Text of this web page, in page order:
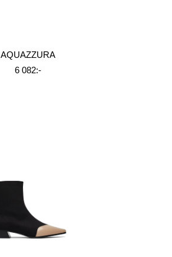
AQUAZZURA
6 082:-